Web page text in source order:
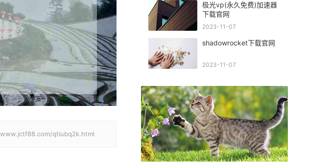
www.jctf88.com/qtiubq2k.html
极光vp(永久免费)加速器
下载官网
2023-11-07
shadowrocket下载官网
2023-11-07